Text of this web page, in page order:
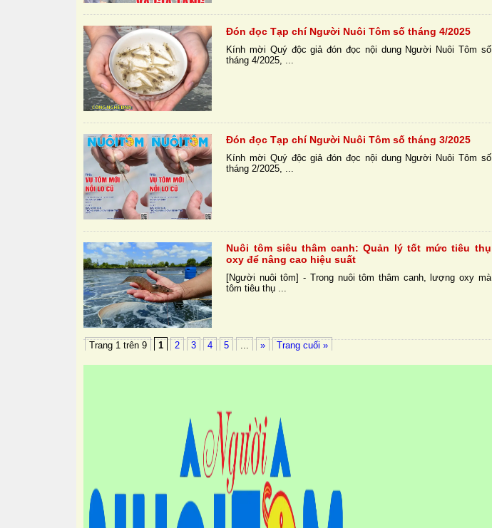
Đón đọc Tạp chí Người Nuôi Tôm số tháng 4/2025
Kính mời Quý độc giả đón đọc nội dung Người Nuôi Tôm số
tháng 4/2025, ...
Đón đọc Tạp chí Người Nuôi Tôm số tháng 3/2025
Kính mời Quý độc giả đón đọc nội dung Người Nuôi Tôm số
tháng 2/2025, ...
Nuôi tôm siêu thâm canh: Quản lý tốt mức tiêu thụ
oxy để nâng cao hiệu suất
[Người nuôi tôm] - Trong nuôi tôm thâm canh, lượng oxy mà
tôm tiêu thụ ...
Trang 1 trên 9 1 2 3 4 5 ... » Trang cuối »